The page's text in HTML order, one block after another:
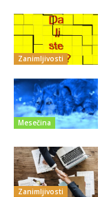
Zanimljivosti
Mesečina
Zanimljivosti